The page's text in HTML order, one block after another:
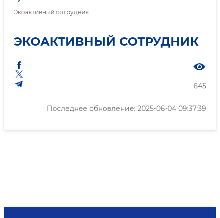
Экоактивный сотрудник
ЭКОАКТИВНЫЙ СОТРУДНИК
645
Последнее обновление: 2025-06-04 09:37:39